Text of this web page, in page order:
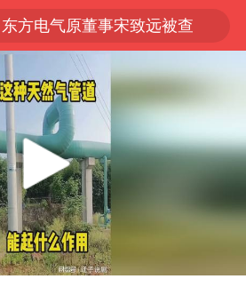
东方电气原董事宋致远被查
台风白海豚闭眼了
香港宏福苑火灾或由烟头引起
浙江台州《告全体市民书》
多所高校取消艺考